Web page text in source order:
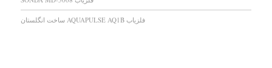
فلزیاب AQUAPULSE AQ1B ساخت انگلستان